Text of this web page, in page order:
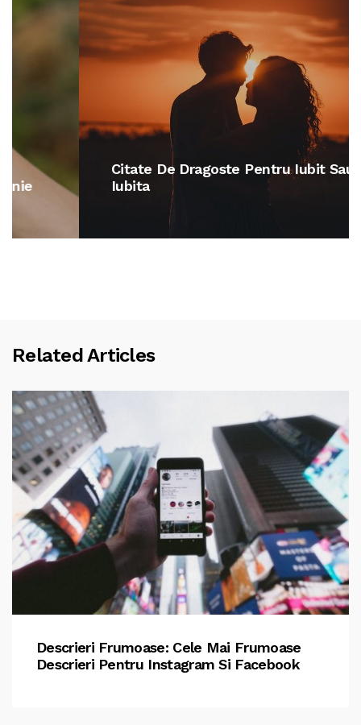
Citate De Dragoste Pentru Iubit Sau
Iubita
Related Articles
Descrieri Frumoase: Cele Mai Frumoase
Descrieri Pentru Instagram Si Facebook